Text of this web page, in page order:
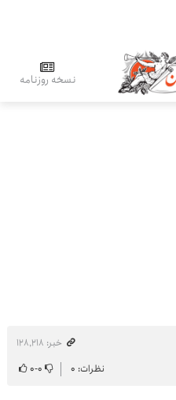
نسخه روزنامه
خبر: ۱۲۸٬۲۱۸
نظرات: ۰ ۰-۰